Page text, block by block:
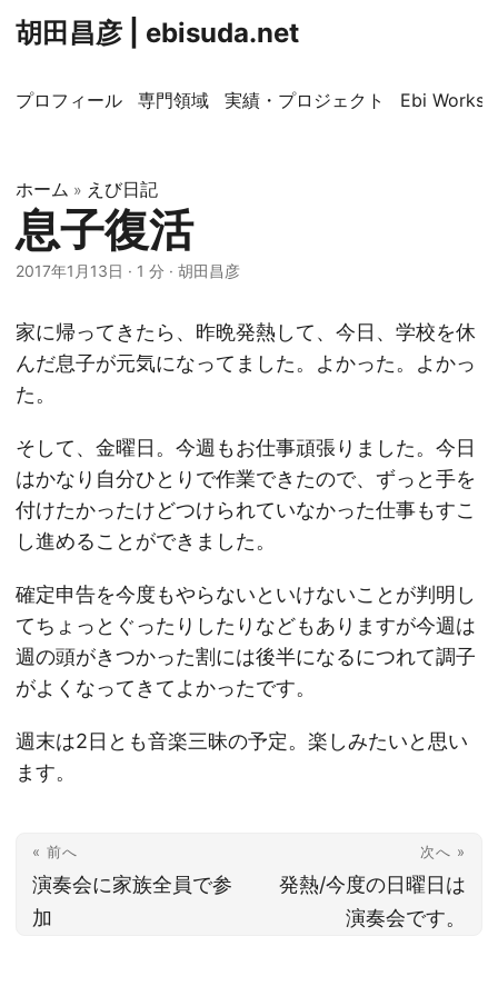
胡田昌彦 | ebisuda.net
プロフィール 専門領域 実績・プロジェクト Ebi
ホーム » えび日記
息子復活
2017年1月13日 · 1 分 · 胡田昌彦
家に帰ってきたら、昨晩発熱して、今日、学校を休
んだ息子が元気になってました。よかった。よかっ
た。
そして、金曜日。今週もお仕事頑張りました。今日
はかなり自分ひとりで作業できたので、ずっと手を
付けたかったけどつけられていなかった仕事もすこ
し進めることができました。
確定申告を今度もやらないといけないことが判明し
てちょっとぐったりしたりなどもありますが今週は
週の頭がきつかった割には後半になるにつれて調子
がよくなってきてよかったです。
週末は2日とも音楽三昧の予定。楽しみたいと思い
ます。
« 前へ
演奏会に家族全員で参
加
次へ »
発熱/今度の日曜日は
演奏会です。